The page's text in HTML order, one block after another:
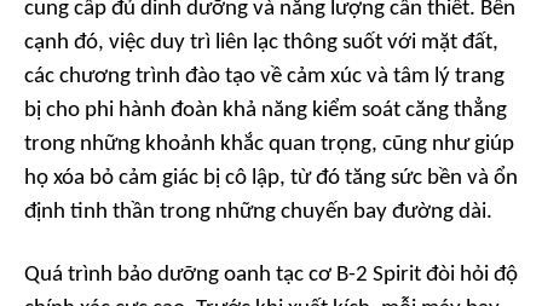
cung cấp đủ dinh dưỡng và năng lượng cần thiết. Bên
cạnh đó, việc duy trì liên lạc thông suốt với mặt đất,
các chương trình đào tạo về cảm xúc và tâm lý trang
bị cho phi hành đoàn khả năng kiểm soát căng thẳng
trong những khoảnh khắc quan trọng, cũng như giúp
họ xóa bỏ cảm giác bị cô lập, từ đó tăng sức bền và ổn
định tinh thần trong những chuyến bay đường dài.
Quá trình bảo dưỡng oanh tạc cơ B-2 Spirit đòi hỏi độ